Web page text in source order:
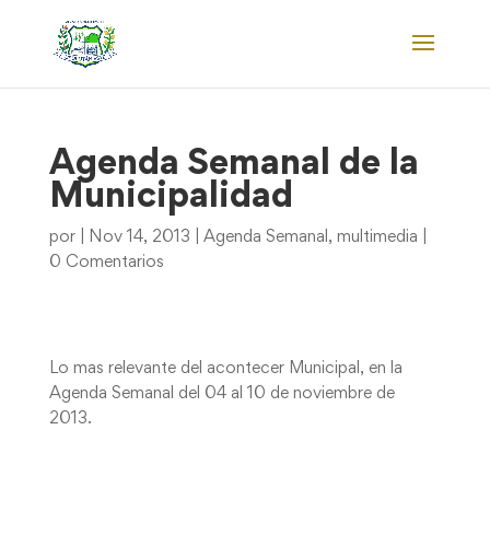
Agenda Semanal de la
Municipalidad
por Nov 14, 2013 Agenda Semanal , multimedia
0 Comentarios
Lo mas relevante del acontecer Municipal, en la
Agenda Semanal del 04 al 10 de noviembre de
2013.